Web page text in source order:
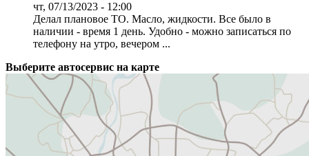
чт, 07/13/2023 - 12:00
Делал плановое ТО. Масло, жидкости. Все было в
наличии - время 1 день. Удобно - можно записаться по
телефону на утро, вечером ...
Выберите автосервис на карте